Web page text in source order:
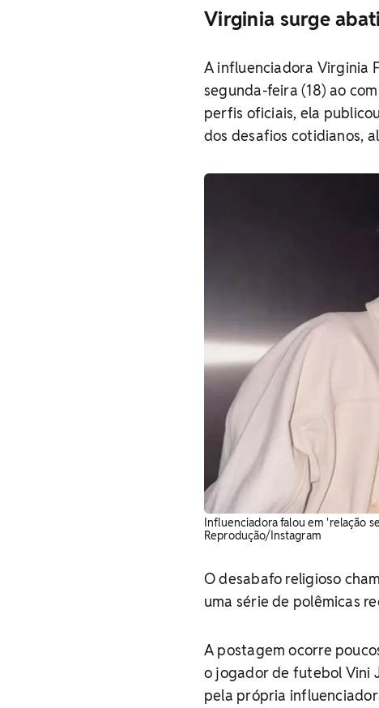
Virginia surge
A influenciadora Virginia
segunda-feira (18) ao
perfis oficiais, ela
dos desafios cotidianos,
Influenciadora falou em 'relação
Reprodução/Instagram
O desabafo religioso
uma série de polêmicas
A postagem ocorre
o jogador de futebol Vini
pela própria